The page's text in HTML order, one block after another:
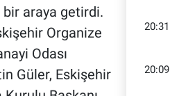
bir araya getirdi.
Organize
Odası
Güler, Eskişehir
20:31
20:09